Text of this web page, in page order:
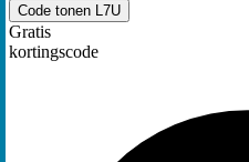
Code tonen L7U
Gratis
kortingscode